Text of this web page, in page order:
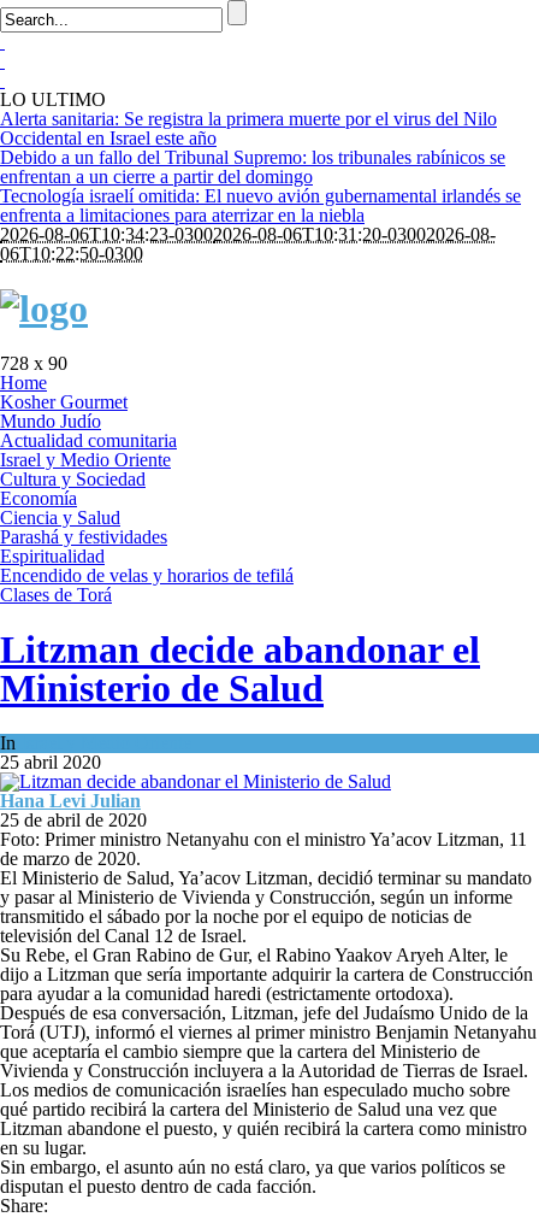
LO ULTIMO
Alerta sanitaria: Se registra la primera muerte por el virus del Nilo
Occidental en Israel este año
Debido a un fallo del Tribunal Supremo: los tribunales rabínicos se
enfrentan a un cierre a partir del domingo
Tecnología israelí omitida: El nuevo avión gubernamental irlandés se
enfrenta a limitaciones para aterrizar en la niebla
2026-08-06T10:34:23-03002026-08-06T10:31:20-03002026-08-
06T10:22:50-0300
728 x 90
Home
Kosher Gourmet
Mundo Judío
Actualidad comunitaria
Israel y Medio Oriente
Cultura y Sociedad
Economía
Ciencia y Salud
Parashá y festividades
Espiritualidad
Encendido de velas y horarios de tefilá
Clases de Torá
Litzman decide abandonar el
Ministerio de Salud
In
25 abril 2020
Hana Levi Julian
25 de abril de 2020
Foto: Primer ministro Netanyahu con el ministro Ya’acov Litzman, 11
de marzo de 2020.
El Ministerio de Salud, Ya’acov Litzman, decidió terminar su mandato
y pasar al Ministerio de Vivienda y Construcción, según un informe
transmitido el sábado por la noche por el equipo de noticias de
televisión del Canal 12 de Israel.
Su Rebe, el Gran Rabino de Gur, el Rabino Yaakov Aryeh Alter, le
dijo a Litzman que sería importante adquirir la cartera de Construcción
para ayudar a la comunidad haredi (estrictamente ortodoxa).
Después de esa conversación, Litzman, jefe del Judaísmo Unido de la
Torá (UTJ), informó el viernes al primer ministro Benjamin Netanyahu
que aceptaría el cambio siempre que la cartera del Ministerio de
Vivienda y Construcción incluyera a la Autoridad de Tierras de Israel.
Los medios de comunicación israelíes han especulado mucho sobre
qué partido recibirá la cartera del Ministerio de Salud una vez que
Litzman abandone el puesto, y quién recibirá la cartera como ministro
en su lugar.
Sin embargo, el asunto aún no está claro, ya que varios políticos se
disputan el puesto dentro de cada facción.
Share: